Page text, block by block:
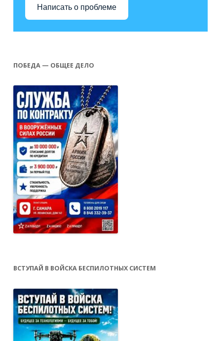
Написать о проблеме
ПОБЕДА — ОБЩЕЕ ДЕЛО
ВСТУПАЙ В ВОЙСКА БЕСПИЛОТНЫХ СИСТЕМ